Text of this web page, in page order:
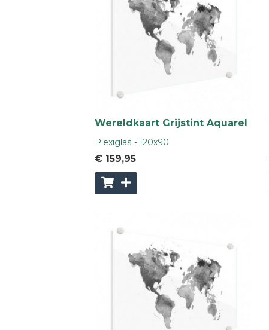
Wereldkaart Grijstint Aquarel
Plexiglas - 120x90
€ 159,95